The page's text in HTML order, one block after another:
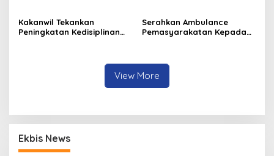
Kakanwil Tekankan
Peningkatan Kedisiplinan
Serahkan Ambulance
Pemasyarakatan Kepada
View More
Ekbis News